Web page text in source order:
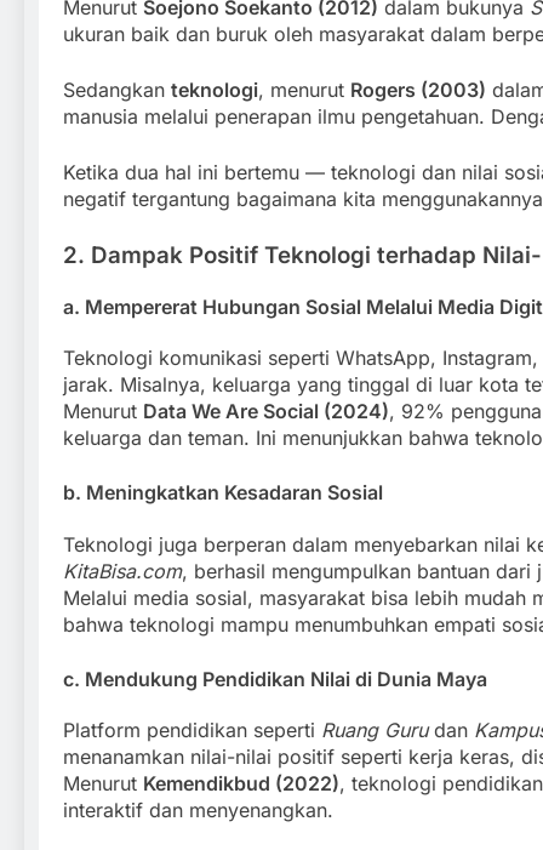
Menurut Soejono Soekanto (2012) dalam bukunya
ukuran baik dan buruk oleh masyarakat dalam
Sedangkan teknologi, menurut Rogers (2003)
manusia melalui penerapan ilmu pengetahuan.
Ketika dua hal ini bertemu — teknologi dan nilai
negatif tergantung bagaimana kita
2. Dampak Positif Teknologi terhadap
a. Mempererat Hubungan Sosial Melalui Media
Teknologi komunikasi seperti WhatsApp,
jarak. Misalnya, keluarga yang tinggal di luar kota
Menurut Data We Are Social (2024), 92%
keluarga dan teman. Ini menunjukkan bahwa
b. Meningkatkan Kesadaran Sosial
Teknologi juga berperan dalam menyebarkan nilai
KitaBisa.com, berhasil mengumpulkan bantuan dari
Melalui media sosial, masyarakat bisa lebih mudah
bahwa teknologi mampu menumbuhkan empati
c. Mendukung Pendidikan Nilai di Dunia Maya
Platform pendidikan seperti Ruang Gurudan
menanamkan nilai-nilai positif seperti kerja keras,
Menurut Kemendikbud (2022), teknologi
interaktif dan menyenangkan.